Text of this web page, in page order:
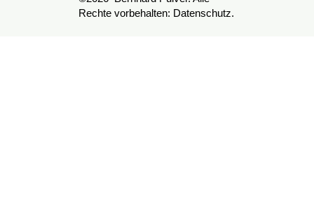
Rechte vorbehalten: Datenschutz.